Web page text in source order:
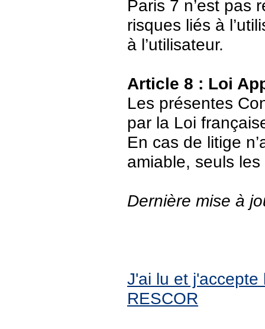
Paris 7 n’est pas
risques liés à
à l’utilisateur.
Article 8 : Loi
Les présentes
par la Loi
En cas de litige
amiable, seuls
Dernière mise à
J'ai lu et
RESCOR